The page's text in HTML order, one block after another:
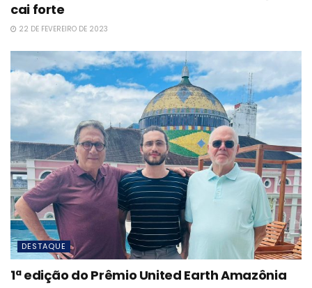
cai forte
22 DE FEVEREIRO DE 2023
DESTAQUE
1ª edição do Prêmio United Earth Amazônia